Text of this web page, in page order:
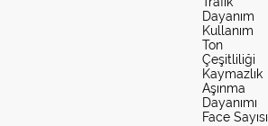
Dayanım
Kullanım
Ton
Çeşitliliği
Kaymazlık
Aşınma
Dayanımı
Face Sayısı